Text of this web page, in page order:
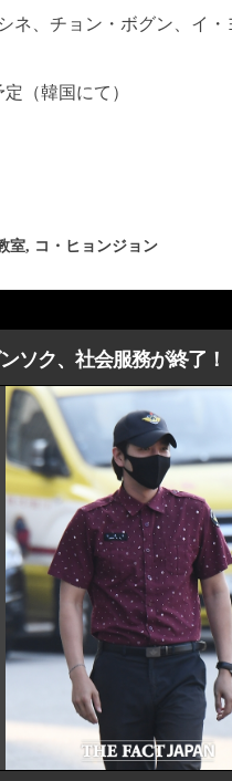
ネ、チョン・ボグン、イ
（韓国にて）
室, コ・ヒョンジョン
ソク、社会服務が終了！